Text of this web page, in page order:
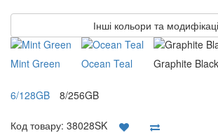
Інші кольори та
Mint Green Ocean Teal Graphite Black
6/128GB 8/256GB
Код товару: 38028SK